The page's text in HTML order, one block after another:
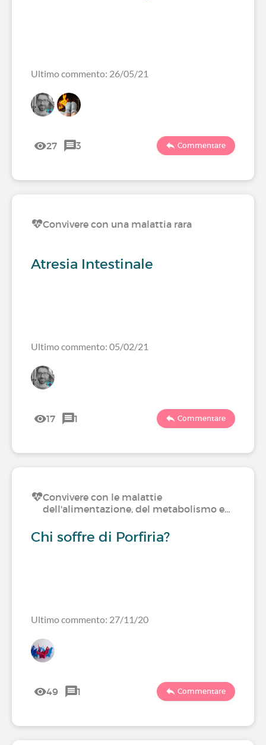
Ultimo commento: 26/05/21
27 3 Commentare
Convivere con una malattia rara
Atresia Intestinale
Ultimo commento: 05/02/21
17 1 Commentare
Convivere con le malattie
dell'alimentazione, del metabolismo e…
Chi soffre di Porfiria?
Ultimo commento: 27/11/20
49 1 Commentare